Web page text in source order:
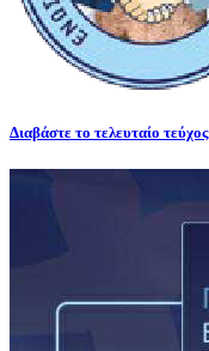
Διαβάστε το τελευταίο τεύχος